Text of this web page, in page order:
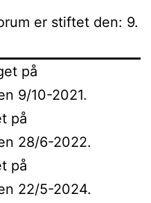
er stiftet den: 9.
på
9/10-2021.
på
28/6-2022.
på
22/5-2024.